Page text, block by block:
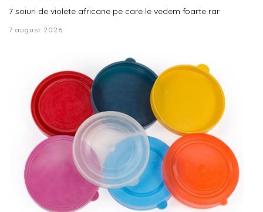
7 soiuri de violete africane pe care le vedem foarte rar
7 august 2026